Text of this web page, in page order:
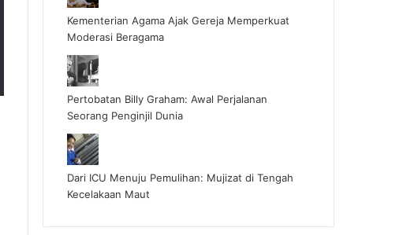
Kementerian Agama Ajak Gereja Memperkuat
Moderasi Beragama
Pertobatan Billy Graham: Awal Perjalanan
Seorang Penginjil Dunia
Dari ICU Menuju Pemulihan: Mujizat di Tengah
Kecelakaan Maut